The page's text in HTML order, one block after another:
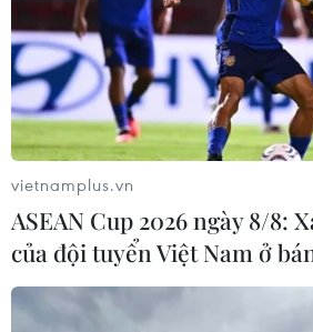
Vừa mang dấu ấn học đường
ma mị của phong cách Gothic,
aesthetic mang làn gió thời
đồ thời trang của phái đẹp thời
vietnamplus.vn
ASEAN Cup 2026 ngày 8/8:
của đội tuyển Việt Nam ở